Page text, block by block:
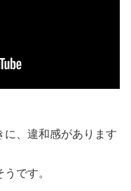
に、違和感があります
です。